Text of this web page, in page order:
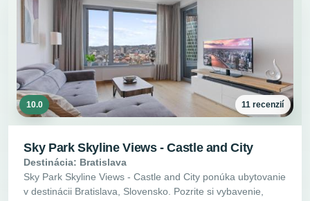
10.0 11 recenzií
Sky Park Skyline Views - Castle and City
Destinácia: Bratislava
Sky Park Skyline Views - Castle and City ponúka ubytovanie
v destinácii Bratislava, Slovensko. Pozrite si vybavenie,